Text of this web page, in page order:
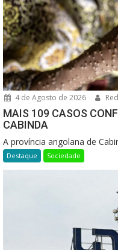
4 de Agosto de 2026
MAIS 109 CASOS
CABINDA
A província angolana de
Destaque Sociedade